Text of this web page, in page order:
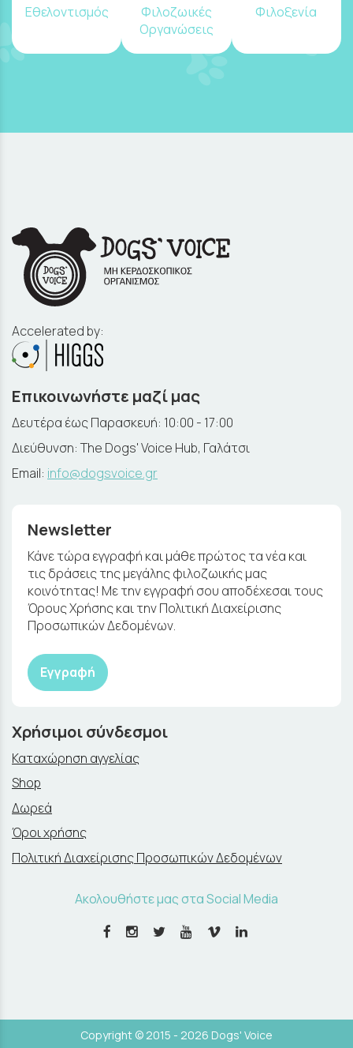
Εθελοντισμός
Φιλοζωικές
Οργανώσεις
Φιλοξενία
Accelerated by:
Επικοινωνήστε μαζί μας
Δευτέρα έως Παρασκευή: 10:00 - 17:00
Διεύθυνση: The Dogs' Voice Hub, Γαλάτσι
Email: info@dogsvoice.gr
Newsletter
Κάνε τώρα εγγραφή και μάθε πρώτος τα νέα και
τις δράσεις της μεγάλης φιλοζωικής μας
κοινότητας! Με την εγγραφή σου αποδέχεσαι τους
Όρους Χρήσης και την Πολιτική Διαχείρισης
Προσωπικών Δεδομένων.
Εγγραφή
Χρήσιμοι σύνδεσμοι
Καταχώρηση αγγελίας
Shop
Δωρεά
Όροι χρήσης
Πολιτική Διαχείρισης Προσωπικών Δεδομένων
Ακολουθήστε μας στα Social Media
Copyright © 2015 - 2026 Dogs' Voice